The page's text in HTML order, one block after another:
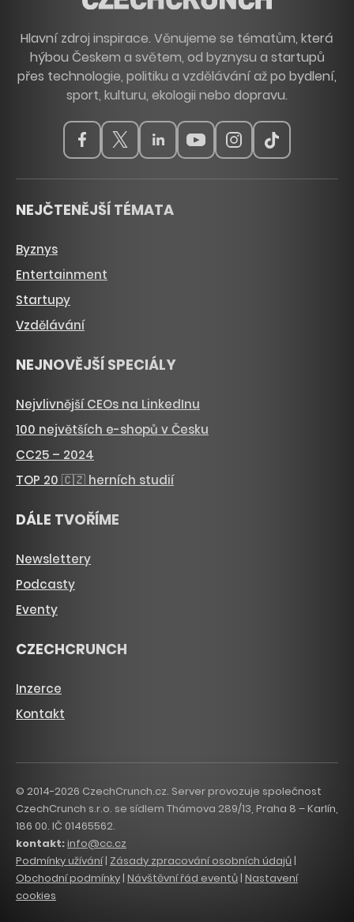
Hlavní zdroj inspirace. Věnujeme se tématům, která
hýbou Českem a světem, od byznysu a startupů
přes technologie, politiku a vzdělávání až po bydlení,
sport, kulturu, ekologii nebo dopravu.
NEJČTENĚJŠÍ TÉMATA
Byznys
Entertainment
Startupy
Vzdělávání
NEJNOVĚJŠÍ SPECIÁLY
Nejvlivnější CEOs na LinkedInu
100 největších e-shopů v Česku
CC25 – 2024
TOP 20 🇨🇿 herních studií
DÁLE TVOŘÍME
Newslettery
Podcasty
Eventy
CZECHCRUNCH
Inzerce
Kontakt
© 2014-2026 CzechCrunch.cz. Server provozuje společnost
CzechCrunch s.r.o. se sídlem Thámova 289/13, Praha 8 – Karlín,
186 00. IČ 01465562.
kontakt:info@cc.cz
Podmínky užívání| Zásady zpracování osobních údajů|
Obchodní podmínky| Návštěvní řád eventů | Nastavení
cookies